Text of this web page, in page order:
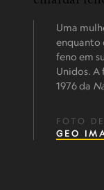
Uma
enquanto
feno em
Unidos. A
1976 da
FOTO DE
GEO